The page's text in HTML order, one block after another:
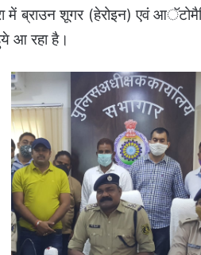
में ब्राउन शूगर (हेरोइन) एवं
आ रहा है।